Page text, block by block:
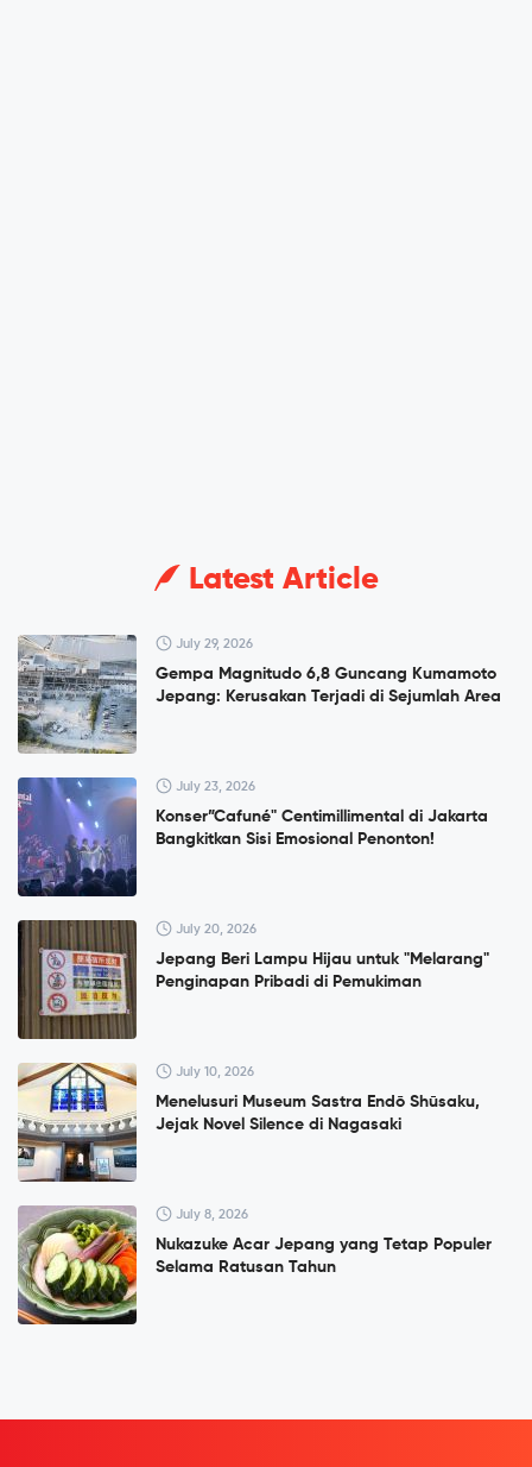
Latest Article
July 29, 2026
Gempa Magnitudo 6,8 Guncang Kumamoto
Jepang: Kerusakan Terjadi di Sejumlah Area
July 23, 2026
Konser”Cafuné" Centimillimental di Jakarta
Bangkitkan Sisi Emosional Penonton!
July 20, 2026
Jepang Beri Lampu Hijau untuk "Melarang"
Penginapan Pribadi di Pemukiman
July 10, 2026
Menelusuri Museum Sastra Endō Shūsaku,
Jejak Novel Silence di Nagasaki
July 8, 2026
Nukazuke Acar Jepang yang Tetap Populer
Selama Ratusan Tahun